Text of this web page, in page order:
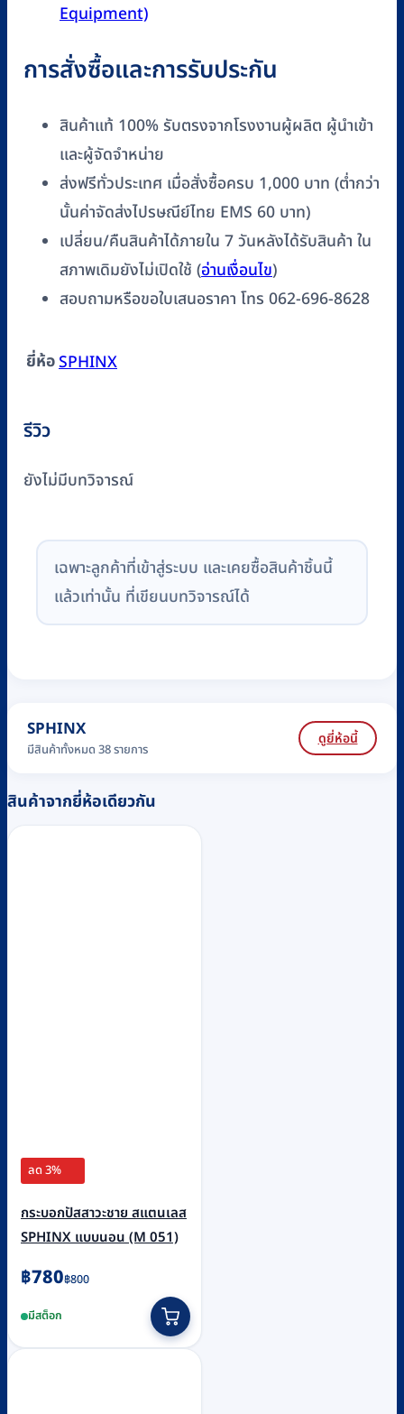
Equipment)
การสั่งซื้อและการรับประกัน
สินค้าแท้ 100% รับตรงจากโรงงานผู้ผลิต ผู้นำเข้า
และผู้จัดจำหน่าย
ส่งฟรีทั่วประเทศ เมื่อสั่งซื้อครบ 1,000 บาท (ต่ำกว่า
นั้นค่าจัดส่งไปรษณีย์ไทย EMS 60 บาท)
เปลี่ยน/คืนสินค้าได้ภายใน 7 วันหลังได้รับสินค้า ใน
สภาพเดิมยังไม่เปิดใช้ (อ่านเงื่อนไข)
สอบถามหรือขอใบเสนอราคา โทร 062-696-8628
ยี่ห้อSPHINX
รีวิว
ยังไม่มีบทวิจารณ์
เฉพาะลูกค้าที่เข้าสู่ระบบ และเคยซื้อสินค้าชิ้นนี้
แล้วเท่านั้น ที่เขียนบทวิจารณ์ได้
SPHINX
มีสินค้าทั้งหมด 38 รายการ
ดูยี่ห้อนี้
สินค้าจากยี่ห้อเดียวกัน
ลด 3%
กระบอกปัสสาวะชาย สแตนเลส
SPHINX แบบนอน (M 051)
฿800
Original
was:
฿800.
฿780
Current
is:
฿780.
มีสต็อก